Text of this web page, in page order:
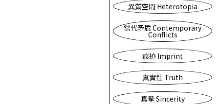
異質空間 Heterotopia
當代矛盾 Contemporary
Conflicts
痕迹 Imprint
真實性 Truth
真摯 Sincerity